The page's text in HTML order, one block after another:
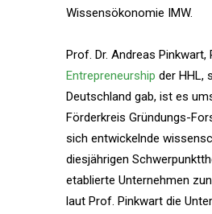
Wissensökonomie IMW.
Prof. Dr. Andreas
Entrepreneurship der HHL,
Deutschland gab, ist es
Förderkreis Gründungs-
sich entwickelnde
diesjährigen
etablierte Unternehmen
laut Prof. Pinkwart die